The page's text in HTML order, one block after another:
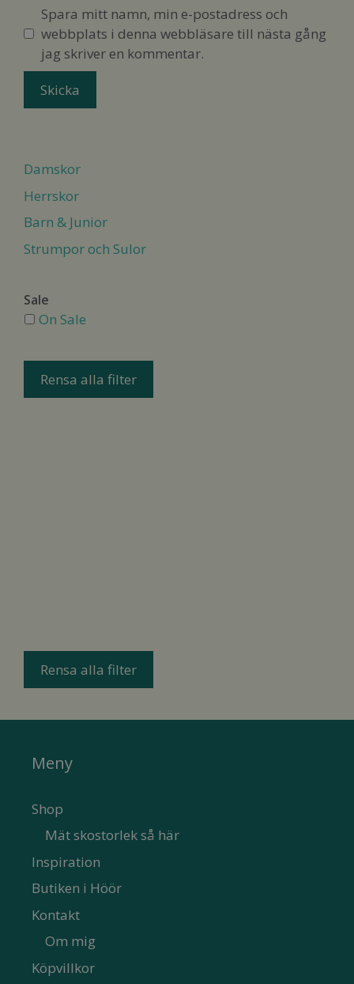
Spara mitt namn, min e-postadress och
webbplats i denna webbläsare till nästa gång
jag skriver en kommentar.
Damskor
Herrskor
Barn & Junior
Strumpor och Sulor
Sale
On Sale
Rensa alla filter
Rensa alla filter
Meny
Shop
Mät skostorlek så här
Inspiration
Butiken i Höör
Kontakt
Om mig
Köpvillkor